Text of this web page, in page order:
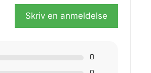
Skriv en anmeldelse
0